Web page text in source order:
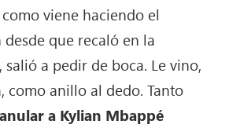
viene haciendo el
que recaló en la
salió a pedir de boca. Le vino,
como anillo al dedo. Tanto
a Kylian Mbappé